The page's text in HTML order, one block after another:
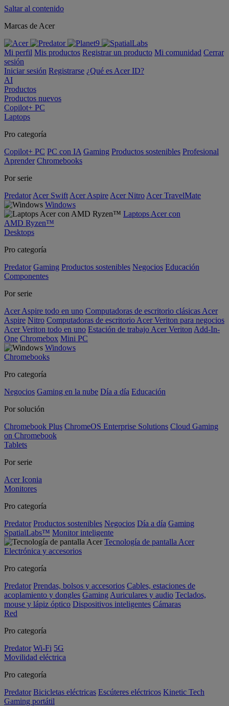
Saltar al contenido
Marcas de Acer
Mi perfil Mis productos Registrar un producto Mi comunidad Cerrar
sesión
Iniciar sesión Registrarse ¿Qué es Acer ID?
AI
Productos
Productos nuevos
Copilot+ PC
Laptops
Pro categoría
Copilot+ PC PC con IA Gaming Productos sostenibles Profesional
Aprender Chromebooks
Por serie
Predator Acer Swift Acer Aspire Acer Nitro Acer TravelMate
Windows
Laptops Acer con
AMD Ryzen™
Desktops
Pro categoría
Predator Gaming Productos sostenibles Negocios Educación
Componentes
Por serie
Acer Aspire todo en uno Computadoras de escritorio clásicas Acer
Aspire Nitro Computadoras de escritorio Acer Veriton para negocios
Acer Veriton todo en uno Estación de trabajo Acer Veriton Add-In-
One Chromebox Mini PC
Windows
Chromebooks
Pro categoría
Negocios Gaming en la nube Día a día Educación
Por solución
Chromebook Plus ChromeOS Enterprise Solutions Cloud Gaming
on Chromebook
Tablets
Por serie
Acer Iconia
Monitores
Pro categoría
Predator Productos sostenibles Negocios Día a día Gaming
SpatialLabs™ Monitor inteligente
Tecnología de pantalla Acer
Electrónica y accesorios
Pro categoría
Predator Prendas, bolsos y accesorios Cables, estaciones de
acoplamiento y dongles Gaming Auriculares y audio Teclados,
mouse y lápiz óptico Dispositivos inteligentes Cámaras
Red
Pro categoría
Predator Wi-Fi 5G
Movilidad eléctrica
Pro categoría
Predator Bicicletas eléctricas Escúteres eléctricos Kinetic Tech
Gaming portátil